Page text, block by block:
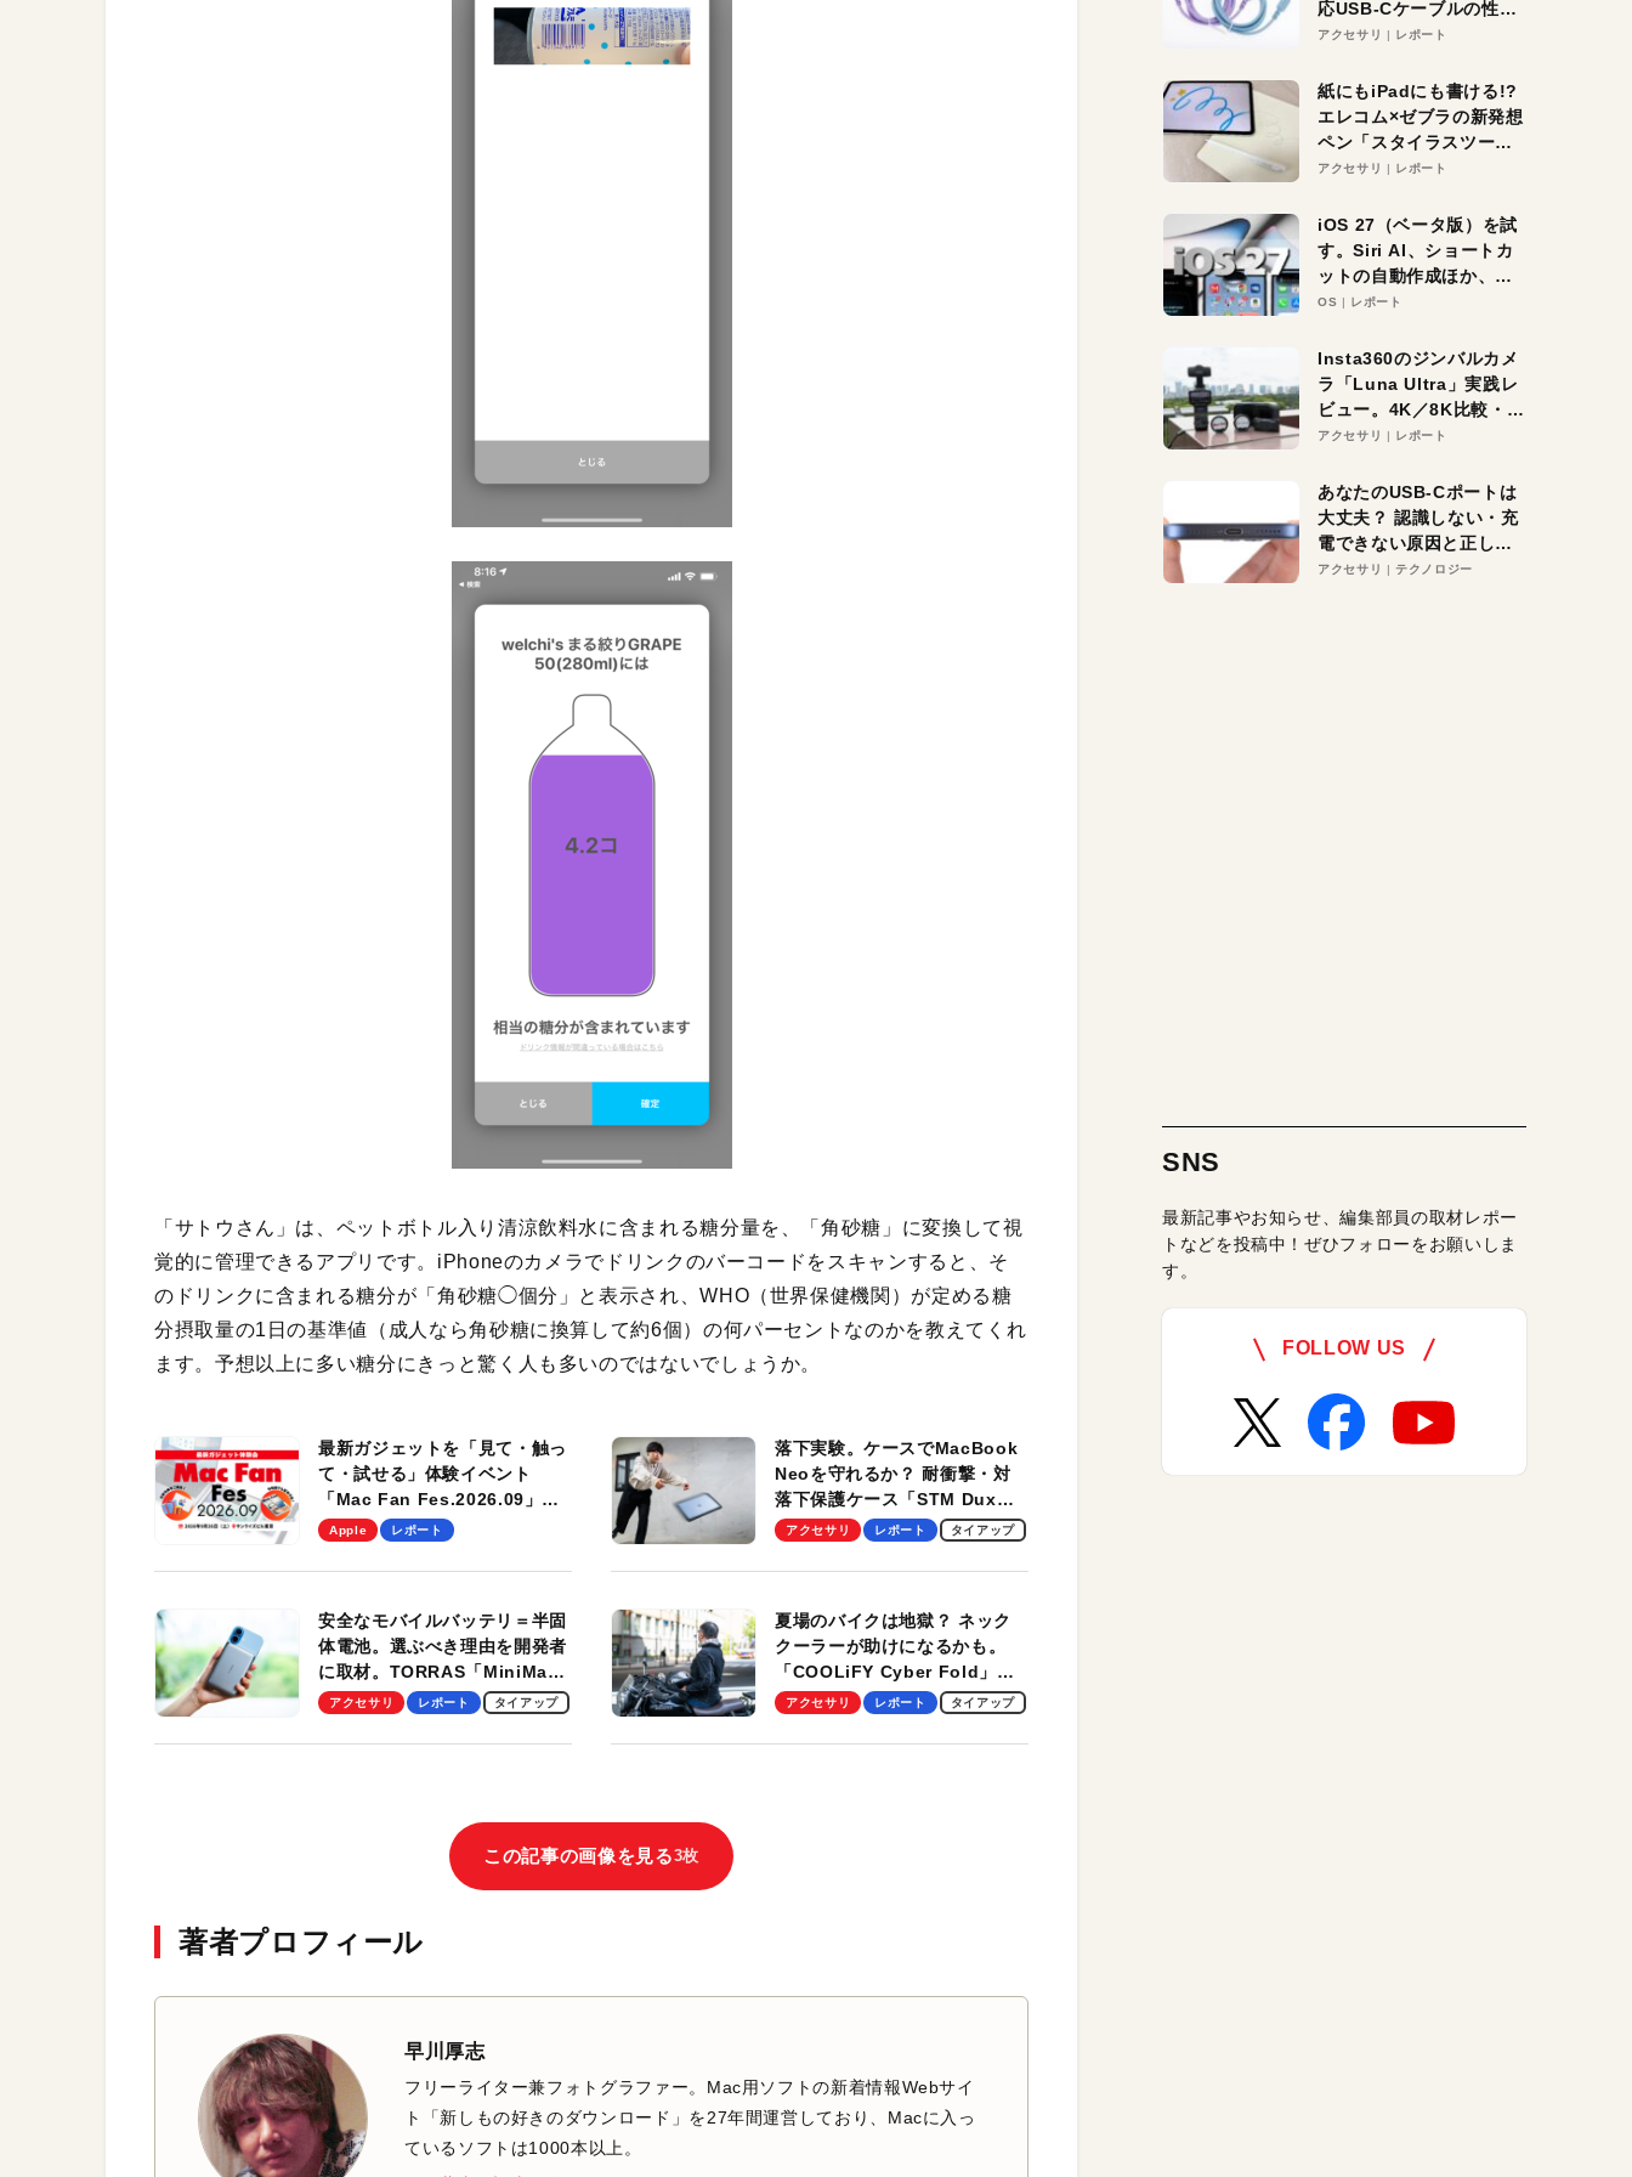
「サトウさん」は、ペットボトル入り清涼飲料水に含まれる糖分量を、「角砂糖」に変換して視
覚的に管理できるアプリです。iPhoneのカメラでドリンクのバーコードをスキャンすると、そ
のドリンクに含まれる糖分が「角砂糖◯個分」と表示され、WHO（世界保健機関）が定める糖
分摂取量の1日の基準値（成人なら角砂糖に換算して約6個）の何パーセントなのかを教えてくれ
ます。予想以上に多い糖分にきっと驚く人も多いのではないでしょうか。
最新ガジェットを「見て・触っ
て・試せる」体験イベント
「Mac Fan Fes.2026.09」
を、9月26日（土）に開催しま
Apple レポート
落下実験。ケースでMacBook
Neoを守れるか？ 耐衝撃・対
落下保護ケース「STM Dux
Ultra」を検証。学生、ビジネ
適！
アクセサリ レポート タイアップ
安全なモバイルバッテリ＝半固
体電池。選ぶべき理由を開発者
に取材。TORRAS「MiniMag
Pro」の実機レビューも
アクセサリ レポート タイアップ
夏場のバイクは地獄？ ネック
クーラーが助けになるかも。
「COOLiFY Cyber Fold」レ
ビュー。冷却の速さ、密着する
性がグッド！
アクセサリ レポート タイアップ
この記事の画像を見る3枚
著者プロフィール
早川厚志
フリーライター兼フォトグラファー。Mac用ソフトの新着情報Webサイ
ト「新しもの好きのダウンロード」を27年間運営しており、Macに入っ
ているソフトは1000本以上。
応USB-Cケーブルの性能
を検証。超コスパの1本を
アクセサリ レポート
紙にもiPadにも書ける!?
エレコム×ゼブラの新発想
ペン「スタイラスツーウ
ェイ」レビュー。持ち替
アクセサリ レポート
iOS 27（ベータ版）を試
す。Siri AI、ショートカ
ットの自動作成ほか、期
待大の便利機能5選。
る未来はすぐそこ！
OS レポート
Insta360のジンバルカメ
ラ「Luna Ultra」実践レ
ビュー。4K／8K比較・ズ
ーム・夜間撮影をチェッ
アクセサリ レポート
あなたのUSB-Cポートは
大丈夫？ 認識しない・充
電できない原因と正しい
対策
アクセサリ テクノロジー
SNS
最新記事やお知らせ、編集部員の取材レポー
トなどを投稿中！ぜひフォローをお願いしま
す。
FOLLOW US